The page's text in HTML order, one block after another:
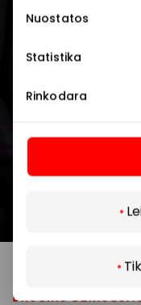
Nuostatos
Statistika
Rinkodara
PPC
naujienlaiškių
kuriuo metu
gautame